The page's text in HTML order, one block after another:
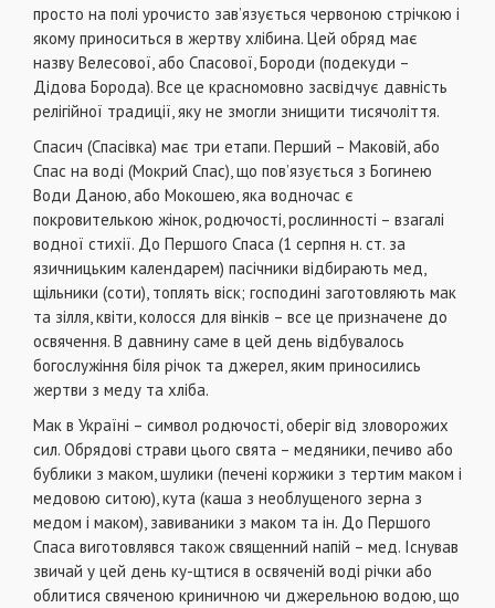
просто на полі урочисто зав’язується червоною стрічкою і
якому приноситься в жертву хлібина. Цей обряд має
назву Велесової, або Спасової, Бороди (подекуди –
Дідова Борода). Все це красномовно засвідчує давність
релігійної традиції, яку не змогли знищити тисячоліття.
Спасич (Спасівка) має три етапи. Перший – Маковій, або
Спас на воді (Мокрий Спас), що пов’язується з Богинею
Води Даною, або Мокошею, яка водночас є
покровителькою жінок, родючості, рослинності – взагалі
водної стихії. До Першого Спаса (1 серпня н. ст. за
язичницьким календарем) пасічники відбирають мед,
щільники (соти), топлять віск; господині заготовляють мак
та зілля, квіти, колосся для вінків – все це призначене до
освячення. В давнину саме в цей день відбувалось
богослужіння біля річок та джерел, яким приносились
жертви з меду та хліба.
Мак в Україні – символ родючості, оберіг від зловорожих
сил. Обрядові страви цього свята – медяники, печиво або
бублики з маком, шулики (печені коржики з тертим маком і
медовою ситою), кута (каша з необлущеного зерна з
медом і маком), завиваники з маком та ін. До Першого
Спаса виготовлявся також священний напій – мед. Існував
звичай у цей день ку-щтися в освяченій воді річки або
облитися свяченою криничною чи джерельною водою, що